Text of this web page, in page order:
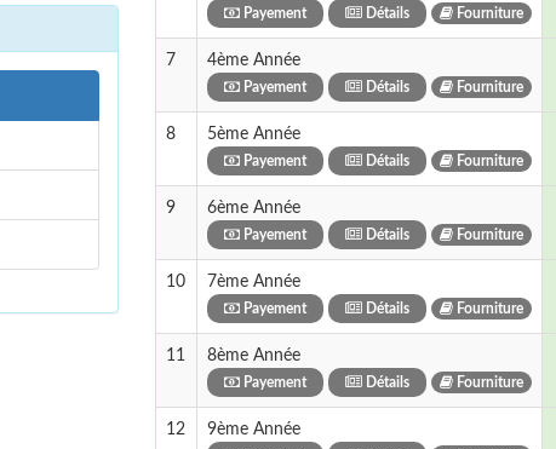
Payement Détails Fourniture
7 4ème Année
Payement Détails Fourniture
8 5ème Année
Payement Détails Fourniture
9 6ème Année
Payement Détails Fourniture
10 7ème Année
Payement Détails Fourniture
11 8ème Année
Payement Détails Fourniture
12 9ème Année